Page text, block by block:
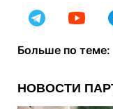
Больше по теме: